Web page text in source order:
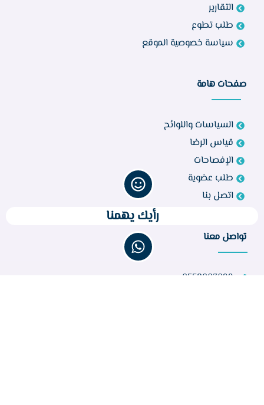
التقارير
طلب تطوع
سياسة خصوصية الموقع
صفحات هامة
السياسات واللوائح
قياس الرضا
الإفصاحات
طلب عضوية
اتصل بنا
تواصل معنا
0558003099
رأيك يهمنا